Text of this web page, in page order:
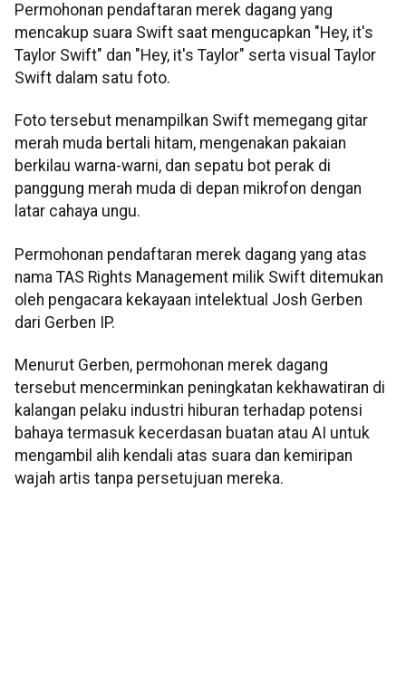
Permohonan pendaftaran merek dagang yang
mencakup suara Swift saat mengucapkan "Hey, it's
Taylor Swift" dan "Hey, it's Taylor" serta visual Taylor
Swift dalam satu foto.
Foto tersebut menampilkan Swift memegang gitar
merah muda bertali hitam, mengenakan pakaian
berkilau warna-warni, dan sepatu bot perak di
panggung merah muda di depan mikrofon dengan
latar cahaya ungu.
Permohonan pendaftaran merek dagang yang atas
nama TAS Rights Management milik Swift ditemukan
oleh pengacara kekayaan intelektual Josh Gerben
dari Gerben IP.
Menurut Gerben, permohonan merek dagang
tersebut mencerminkan peningkatan kekhawatiran di
kalangan pelaku industri hiburan terhadap potensi
bahaya termasuk kecerdasan buatan atau AI untuk
mengambil alih kendali atas suara dan kemiripan
wajah artis tanpa persetujuan mereka.